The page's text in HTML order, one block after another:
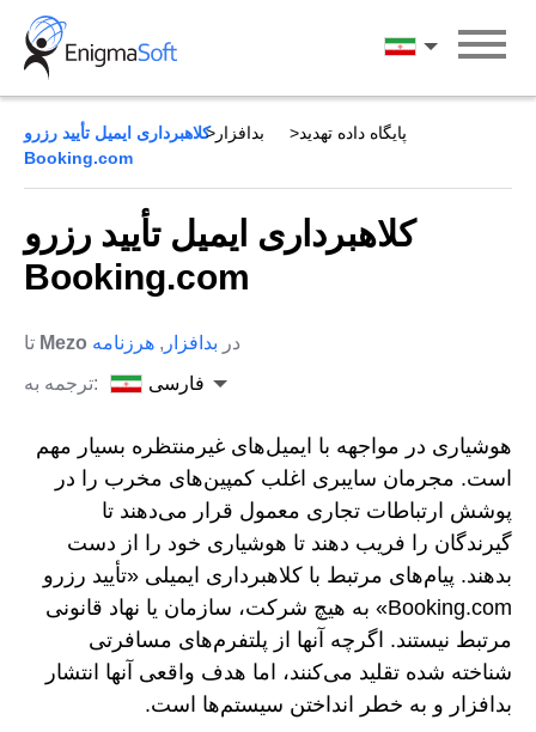
Skip
content
فارسی
پایگاه داده تهدید بدافزار کلاهبرداری ایمیل تأیید رزرو
Booking.com
کلاهبرداری ایمیل تأیید رزرو
Booking.com
Mezo در بدافزار , هرزنامه
ترجمه به:
فارسی
هوشیاری در مواجهه با ایمیل‌های غیرمنتظره بسیار مهم
است. مجرمان سایبری اغلب کمپین‌های مخرب را در
پوشش ارتباطات تجاری معمول قرار می‌دهند تا
گیرندگان را فریب دهند تا هوشیاری خود را از دست
بدهند. پیام‌های مرتبط با کلاهبرداری ایمیلی «تأیید رزرو
Booking.com» به هیچ شرکت، سازمان یا نهاد قانونی
مرتبط نیستند. اگرچه آنها از پلتفرم‌های مسافرتی
شناخته شده تقلید می‌کنند، اما هدف واقعی آنها انتشار
بدافزار و به خطر انداختن سیستم‌ها است.